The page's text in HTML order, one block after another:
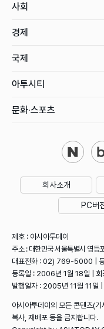
사회
경제
국제
아투시티
문화·스포츠
회사소개
PC버
제호 : 아시아투데이
주소 : 대한민국 서울특별시 영
대표전화 : 02) 769-5000 |
등록일 : 2006년 1월 18일 | 회
발행일자 : 2005년 11월 11일 |
아시아투데이의 모든 콘텐츠(
복사, 재배포 등을 금지합니다.